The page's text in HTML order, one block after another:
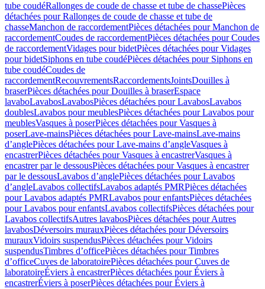
tube coudéRallonges de coude de chasse et tube de chassePièces
détachées pour Rallonges de coude de chasse et tube de
chasseManchon de raccordementPièces détachées pour Manchon de
raccordementCoudes de raccordementPièces détachées pour Coudes
de raccordementVidages pour bidetPièces détachées pour Vidages
pour bidetSiphons en tube coudéPièces détachées pour Siphons en
tube coudéCoudes de
raccordementRecouvrementsRaccordementsJointsDouilles à
braserPièces détachées pour Douilles à braserEspace
lavaboLavabosLavabosPièces détachées pour LavabosLavabos
doublesLavabos pour meublesPièces détachées pour Lavabos pour
meublesVasques à poserPièces détachées pour Vasques à
poserLave-mainsPièces détachées pour Lave-mainsLave-mains
d’anglePièces détachées pour Lave-mains d’angleVasques à
encastrerPièces détachées pour Vasques à encastrerVasques à
encastrer par le dessousPièces détachées pour Vasques à encastrer
par le dessousLavabos d’anglePièces détachées pour Lavabos
d’angleLavabos collectifsLavabos adaptés PMRPièces détachées
pour Lavabos adaptés PMRLavabos pour enfantsPièces détachées
pour Lavabos pour enfantsLavabos collectifsPièces détachées pour
Lavabos collectifsAutres lavabosPièces détachées pour Autres
lavabosDéversoirs murauxPièces détachées pour Déversoirs
murauxVidoirs suspendusPièces détachées pour Vidoirs
suspendusTimbres dʼofficePièces détachées pour Timbres
dʼofficeCuves de laboratoirePièces détachées pour Cuves de
laboratoireÉviers à encastrerPièces détachées pour Éviers à
encastrerÉviers à poserPièces détachées pour Éviers à